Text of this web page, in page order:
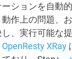
ションを自動
作上の問題、
、実行可能な
OpenResty XRay